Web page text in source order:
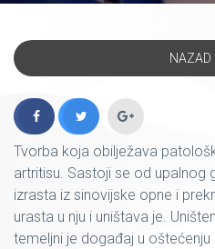
NAZAD
Tvorba koja obilježava
artritisu. Sastoji se od upalnog
izrasta iz sinovijske opne i
urasta u nju i uništava je.
temeljni je događaj u